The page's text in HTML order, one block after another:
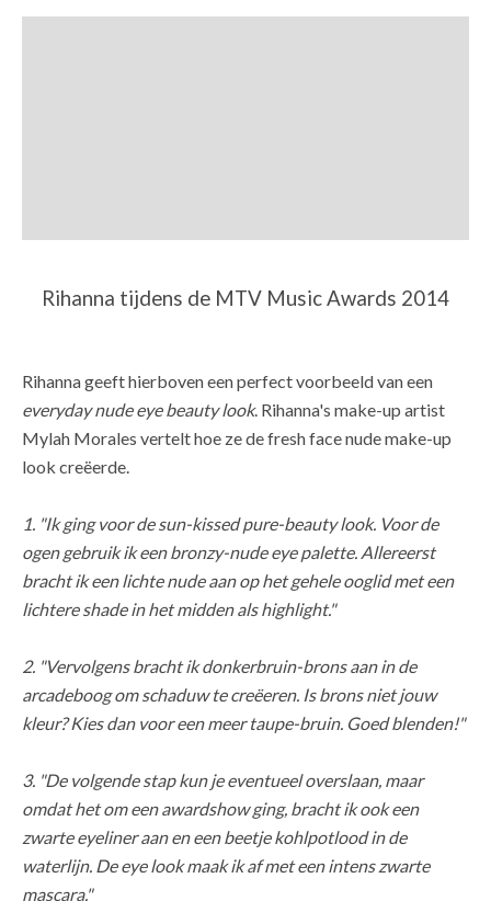
Rihanna tijdens de MTV Music Awards 2014
Rihanna geeft hierboven een perfect voorbeeld van een
everyday nude eye beauty look. Rihanna's make-up artist
Mylah Morales vertelt hoe ze de fresh face nude make-up
look creëerde.
1. "Ik ging voor de sun-kissed pure-beauty look. Voor de
ogen gebruik ik een bronzy-nude eye palette. Allereerst
bracht ik een lichte nude aan op het gehele ooglid met een
lichtere shade in het midden als highlight."
2. "Vervolgens bracht ik donkerbruin-brons aan in de
arcadeboog om schaduw te creëeren. Is brons niet jouw
kleur? Kies dan voor een meer taupe-bruin. Goed blenden!"
3. "De volgende stap kun je eventueel overslaan, maar
omdat het om een awardshow ging, bracht ik ook een
zwarte eyeliner aan en een beetje kohlpotlood in de
waterlijn. De eye look maak ik af met een intens zwarte
mascara."